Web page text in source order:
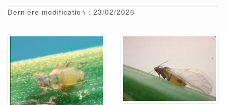
Dernière modification : 23/02/2026